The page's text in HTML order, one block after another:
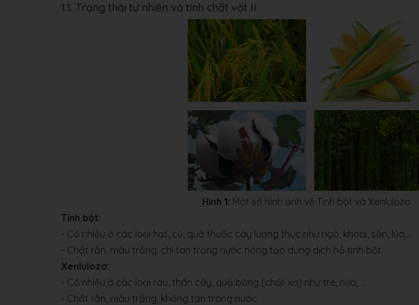
1.1. Trạng thái tự nhiên và tính chất vật lí
Hình 1: Một số hình ảnh về Tinh bột và Xenlulozơ
Tinh bột:
- Có nhiều ở các loại hạt, củ, quả thuộc cây lương thực như ngô, khoai, sắn, lúa,...
- Chất rắn, màu trắng, chỉ tan trong nước nóng tạo dung dịch hồ tinh bột
Xenlulozơ:
- Có nhiều ở các loại rau, thân cây, quả bông (chất xơ) như tre, nứa, ...
- Chất rắn, màu trắng, không tan trong nước